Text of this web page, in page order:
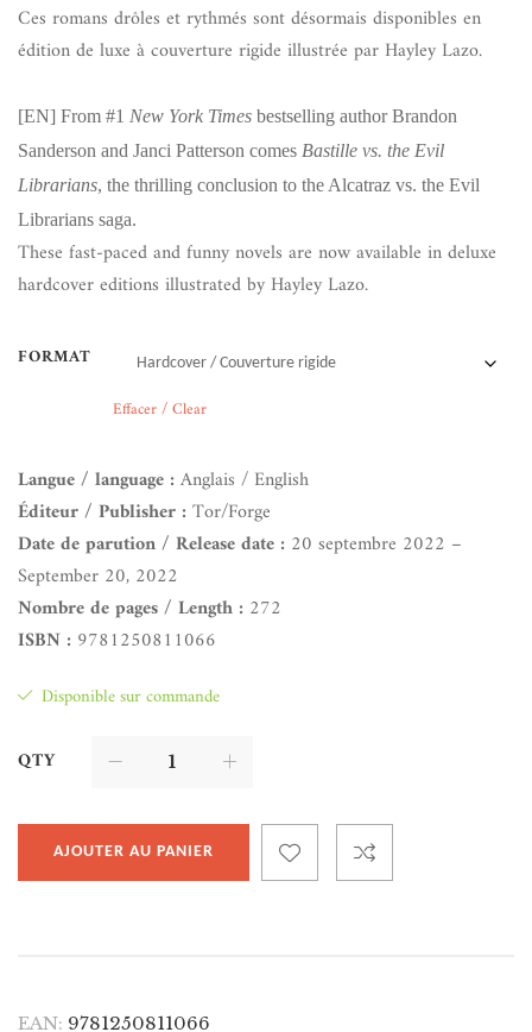
Ces romans drôles et rythmés sont désormais disponibles en
édition de luxe à couverture rigide illustrée par Hayley Lazo.
[EN] From #1 New York Times bestselling author Brandon
Sanderson and Janci Patterson comes Bastille vs. the Evil
Librarians, the thrilling conclusion to the Alcatraz vs. the Evil
Librarians saga.
These fast-paced and funny novels are now available in deluxe
hardcover editions illustrated by Hayley Lazo.
FORMAT
Effacer / Clear
Langue / language :Anglais / English
Éditeur / Publisher :Tor/Forge
Date de parution / Release date : 20 septembre 2022 –
September 20, 2022
Nombre de pages / Length : 272
ISBN : 9781250811066
Disponible sur commande
QTY
AJOUTER AU PANIER
EAN: 9781250811066